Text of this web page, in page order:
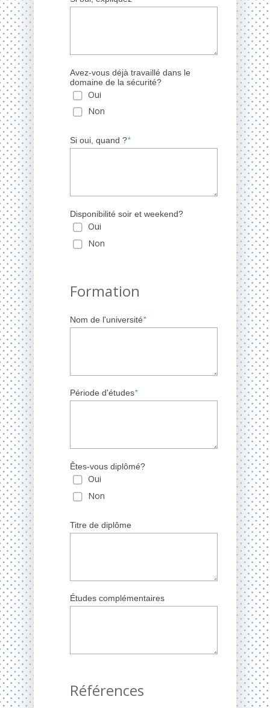
Avez-vous déjà travaillé dans le
domaine de la sécurité?
Oui
Non
Si oui, quand ?*
Disponibilité soir et weekend?
Oui
Non
Formation
Nom de l'université*
Période d'études*
Êtes-vous diplômé?
Oui
Non
Titre de diplôme
Études complémentaires
Références